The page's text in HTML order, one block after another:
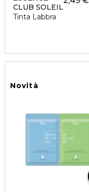
CLUB SOLEIL
Tinta Labbra
Novità